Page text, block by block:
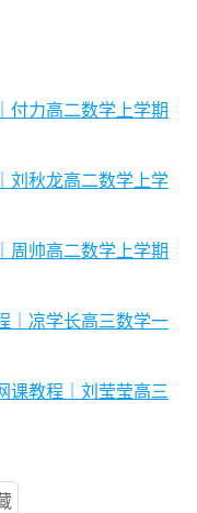
付力高二数学上学期
刘秋龙高二数学上学
周帅高二数学上学期
｜凉学长高三数学一
课教程｜刘莹莹高三